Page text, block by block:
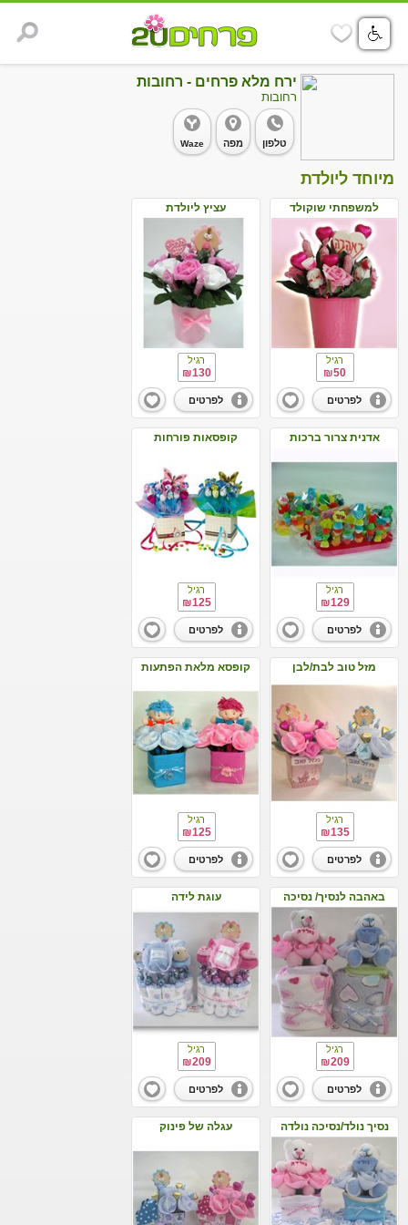
ירח מלא פרחים - רחובות
רחובות
Waze מפה טלפון
מיוחד ליולדת
למשפחתי שוקולד
רגיל
₪50
לפרטים
עציץ ליולדת
רגיל
₪130
לפרטים
אדנית צרור ברכות
רגיל
₪129
לפרטים
קופסאות פורחות
רגיל
₪125
לפרטים
מזל טוב לבת/לבן
רגיל
₪135
לפרטים
קופסא מלאת הפתעות
רגיל
₪125
לפרטים
באהבה לנסיך/ נסיכה
רגיל
₪209
לפרטים
עוגת לידה
רגיל
₪209
לפרטים
נסיך נולד/נסיכה נולדה עגלה של פינוק